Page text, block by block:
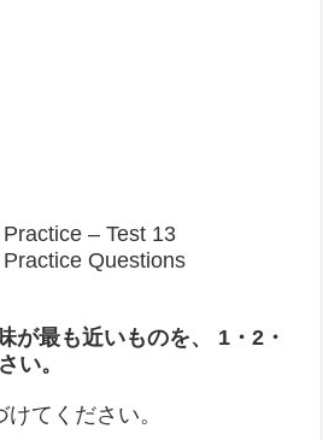
– Test 13
Questions
も近いものを、 1・2・
い。
けてください。